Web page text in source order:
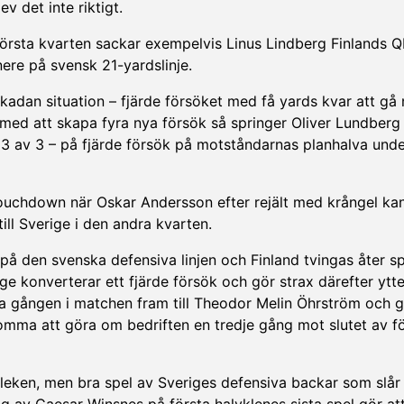
det inte riktigt.
kvarten sackar exempelvis Linus Lindberg Finlands
på svensk 21-yardslinje.
situation – fjärde försöket med få yards kvar att gå
att skapa fyra nya försök så springer Oliver
av 3 – på fjärde försök på motståndarnas planhalva
när Oskar Andersson efter rejält med krångel
Sverige i den andra kvarten.
den svenska defensiva linjen och Finland tvingas åter
konverterar ett fjärde försök och gör strax därefter
i matchen fram till Theodor Melin Öhrström och
att göra om bedriften en tredje gång mot slutet av
men bra spel av Sveriges defensiva backar som